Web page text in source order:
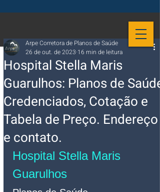
Hospital Stella Maris
Guarulhos: Planos de Saúde
Credenciados, Cotação e
Tabela de Preço. Endereço
e contato.
Arpe Corretora de Planos de Saúde
26 de out. de 2023 16 min de leitura
Hospital Stella Maris
Guarulhos